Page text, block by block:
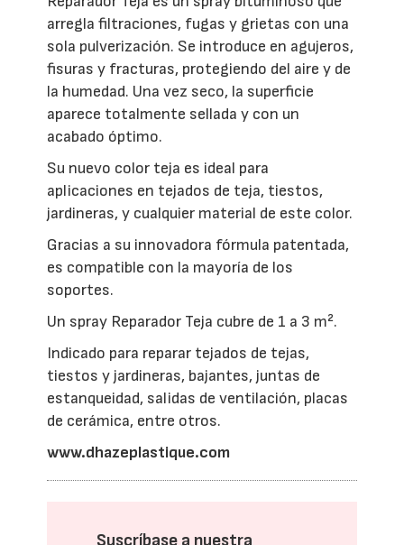
arregla filtraciones, fugas y grietas con una
sola pulverización. Se introduce en agujeros,
fisuras y fracturas, protegiendo del aire y de
la humedad. Una vez seco, la superficie
aparece totalmente sellada y con un
acabado óptimo.
Su nuevo color teja es ideal para
aplicaciones en tejados de teja, tiestos,
jardineras, y cualquier material de este color.
Gracias a su innovadora fórmula patentada,
es compatible con la mayoría de los
soportes.
Un spray Reparador Teja cubre de 1 a 3 m².
Indicado para reparar tejados de tejas,
tiestos y jardineras, bajantes, juntas de
estanqueidad, salidas de ventilación, placas
de cerámica, entre otros.
www.dhazeplastique.com